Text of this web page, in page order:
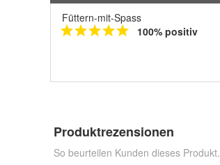
Füttern-mit-Spass
100% positiv
Produktrezensionen
So beurteilen Kunden dieses Produkt.